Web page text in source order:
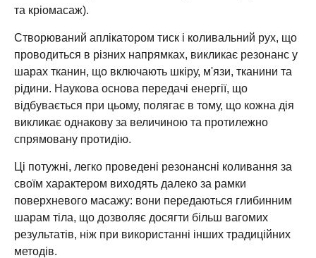
та кріомасаж).
Створюваний аплікатором тиск і коливальний рух, що
проводиться в різних напрямках, викликає резонанс у
шарах тканин, що включають шкіру, м'язи, тканини та
рідини. Наукова основа передачі енергії, що
відбувається при цьому, полягає в тому, що кожна дія
викликає однакову за величиною та протилежно
спрямовану протидію.
Ці потужні, легко проведені резонансні коливання за
своїм характером виходять далеко за рамки
поверхневого масажу: вони передаються глибинним
шарам тіла, що дозволяє досягти більш вагомих
результатів, ніж при використанні інших традиційних
методів.